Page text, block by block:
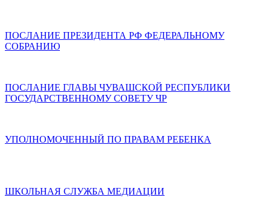
ПОСЛАНИЕ ПРЕЗИДЕНТА РФ ФЕДЕРАЛЬНОМУ
СОБРАНИЮ
ПОСЛАНИЕ ГЛАВЫ ЧУВАШСКОЙ РЕСПУБЛИКИ
ГОСУДАРСТВЕННОМУ СОВЕТУ ЧР
УПОЛНОМОЧЕННЫЙ ПО ПРАВАМ РЕБЕНКА
ШКОЛЬНАЯ СЛУЖБА МЕДИАЦИИ